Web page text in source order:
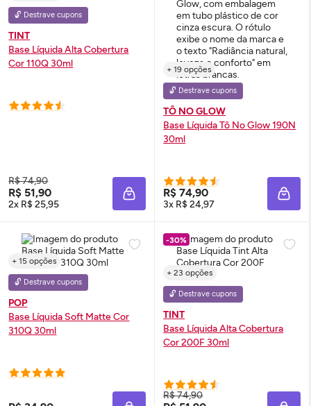
🔓 Destrave cupons
TINT
Base Líquida Alta Cobertura
Cor 110Q 30ml
R$ 74,90
R$ 51,90
2x R$ 25,95 ADICIONAR À SACOLA
+ 19 opções
🔓 Destrave cupons
TÔ NO GLOW
Base Líquida Tô NoGlow190N
30ml
R$ 74,90
3x R$ 24,97
+ 15 opções
🔓 Destrave cupons
POP
Base Líquida Soft Matte Cor
310Q 30ml
-30%
+ 23 opções
🔓 Destrave cupons
TINT
Base Líquida Alta Cobertura
Cor 200F 30ml
R$ 74,90